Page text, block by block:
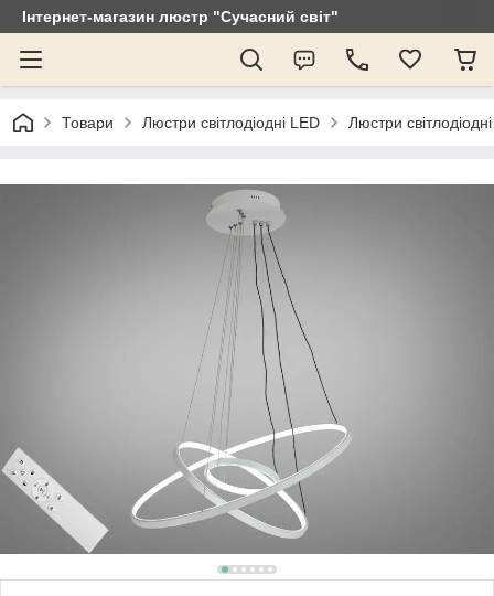
Інтернет-магазин люстр "Сучасний світ"
Товари Люстри світлодіодні LED Люстри світлодіодні